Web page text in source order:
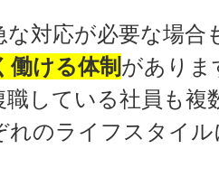
対応が必要な場合
働ける体制 がありま
している社員も複
れのライフスタイ